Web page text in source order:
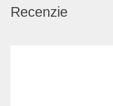
Recenzie